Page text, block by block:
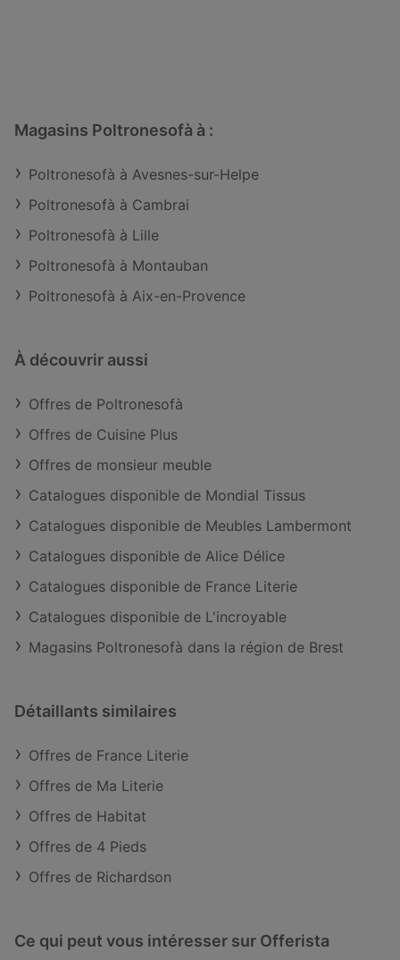
Magasins Poltronesofà à :
Poltronesofà à Avesnes-sur-Helpe
Poltronesofà à Cambrai
Poltronesofà à Lille
Poltronesofà à Montauban
Poltronesofà à Aix-en-Provence
À découvrir aussi
Offres de Poltronesofà
Offres de Cuisine Plus
Offres de monsieur meuble
Catalogues disponible de Mondial Tissus
Catalogues disponible de Meubles Lambermont
Catalogues disponible de Alice Délice
Catalogues disponible de France Literie
Catalogues disponible de L'incroyable
Magasins Poltronesofà dans la région de Brest
Détaillants similaires
Offres de France Literie
Offres de Ma Literie
Offres de Habitat
Offres de 4 Pieds
Offres de Richardson
Ce qui peut vous intéresser sur Offerista